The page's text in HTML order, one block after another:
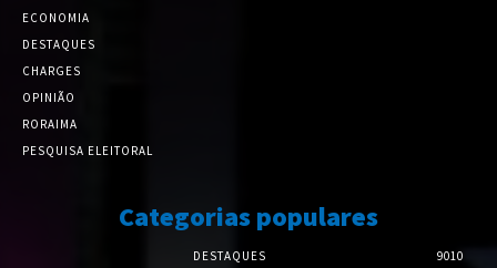
ECONOMIA
DESTAQUES
CHARGES
OPINIÃO
RORAIMA
PESQUISA ELEITORAL
Categorias populares
DESTAQUES 9010